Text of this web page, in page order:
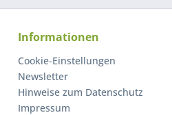
Informationen
Cookie-Einstellungen
Newsletter
Hinweise zum Datenschutz
Impressum